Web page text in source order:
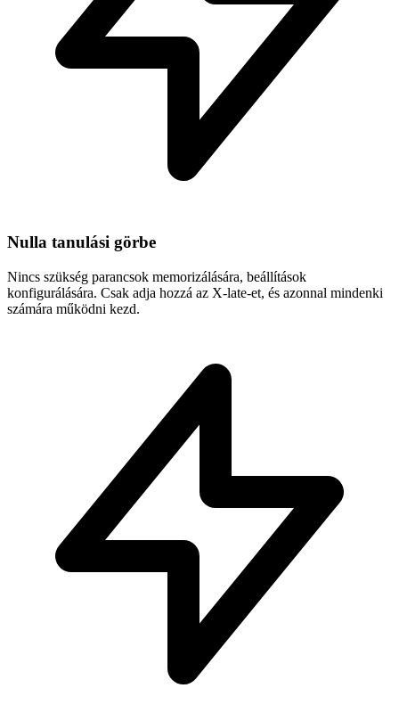
Nulla tanulási görbe
Nincs szükség parancsok memorizálására, beállítások
konfigurálására. Csak adja hozzá az X-late-et, és azonnal mindenki
számára működni kezd.